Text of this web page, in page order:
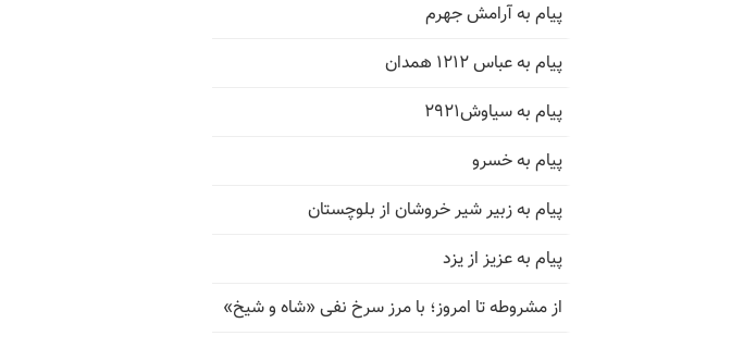
پیام به آرامش جهرم
پیام به عباس ۱۲۱۲ همدان
پیام به سیاوش۲۹۲۱
پیام به خسرو
پیام به زبیر شیر خروشان از بلوچستان
پیام به عزیز از یزد
از مشروطه تا امروز؛ با مرز سرخ نفی «شاه و شیخ»